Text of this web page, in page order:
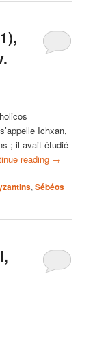
Ichxan,
; il avait étudié
reading →
,Sébéos